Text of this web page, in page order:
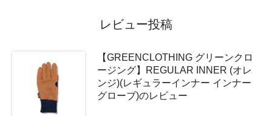
レビュー投稿
【GREENCLOTHING グリーンクロ
ージング】REGULAR INNER (オレ
ンジ)(レギュラーインナー インナー
グローブ)のレビュー